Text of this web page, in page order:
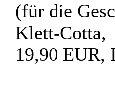
(für die
Klett-Cotta,
19,90 EUR,